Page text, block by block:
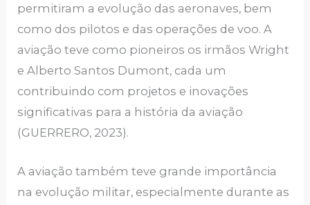
permitiram a evolução das aeronaves, bem
como dos pilotos e das operações de voo. A
aviação teve como pioneiros os irmãos Wright
e Alberto Santos Dumont, cada um
contribuindo com projetos e inovações
significativas para a história da aviação
(GUERRERO, 2023).
A aviação também teve grande importância
na evolução militar, especialmente durante as